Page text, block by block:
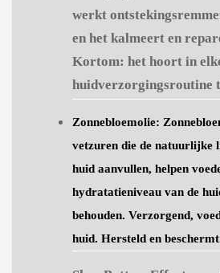
werkt
en het kalmeert en
Kortom: het hoort in
huidverzorgingsroutine
Zonnebloemolie:
vetzuren die de natuurlijke
huid aanvullen, helpen
hydratatieniveau van de
behouden. Verzorgend,
huid. Hersteld en